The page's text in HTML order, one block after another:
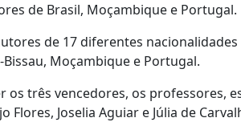
de Brasil, Moçambique e Portugal.
de 17 diferentes nacionalidades
Moçambique e Portugal.
três vencedores, os professores,
Joselia Aguiar e Júlia de